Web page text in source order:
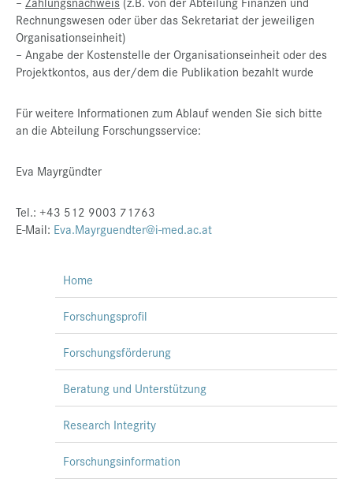
Rechnungswesen oder über das Sekretariat der jeweiligen
Organisationseinheit)
– Angabe der Kostenstelle der Organisationseinheit oder des
Projektkontos, aus der/dem die Publikation bezahlt wurde
Für weitere Informationen zum Ablauf wenden Sie sich bitte
an die Abteilung Forschungsservice:
Eva Mayrgündter
Tel.: +43 512 9003 71763
E-Mail: Eva.Mayrguendter@i-med.ac.at
Home
Forschungsprofil
Forschungsförderung
Beratung und Unterstützung
Research Integrity
Forschungsinformation